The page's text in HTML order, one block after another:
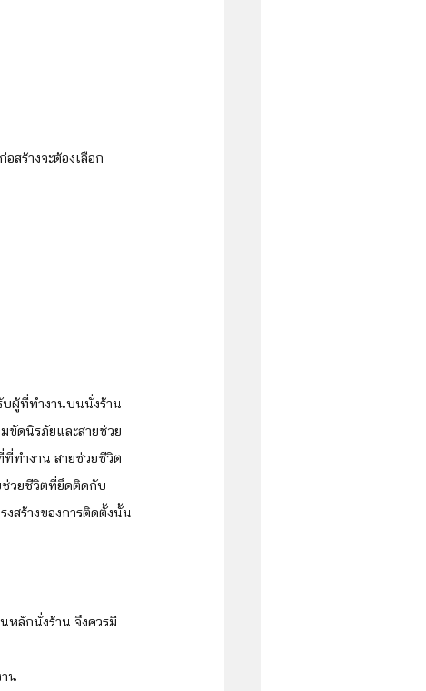
สร้างจะต้องเลือก
ขัดนิรภัยและสายช่วย
ทำงาน สายช่วยชีวิต
ช่วยชีวิตที่ยึดติดกับ
สร้างของการติดตั้งนั้น
ลักนั่งร้าน จึงควรมี
น